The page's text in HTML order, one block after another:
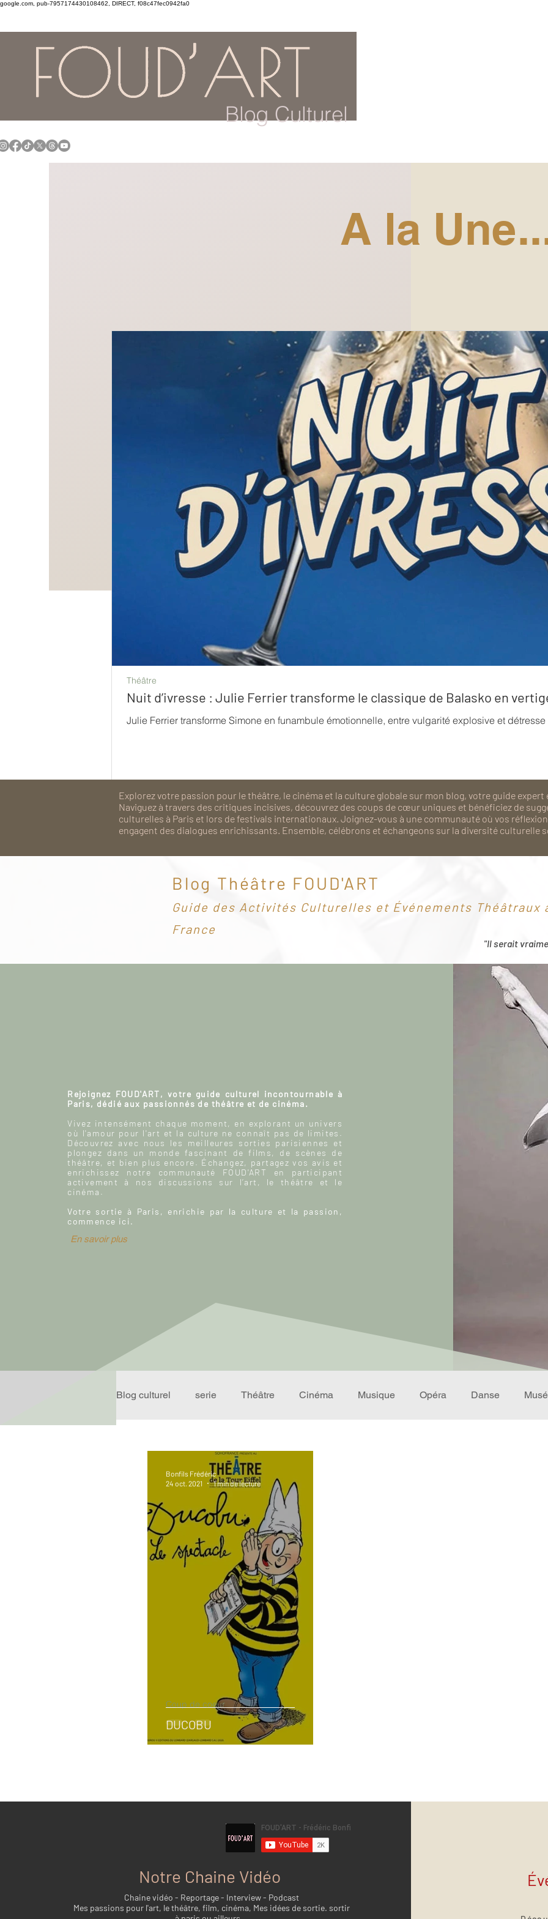
google.com, pub-7957174430108462, DIRECT, f08c47fec0942fa0
Blog Culturel
Nuit d’ivresse : Julie Ferrier transforme le classique de Balasko en
Julie Ferrier transforme Simone en funambule émotionnelle, entre vulgarité explosive et
Théâtre
A la
Explorez votre passion pour le théâtre, le cinéma et la culture globale sur mon blog, votre guide expert
Naviguez à travers des critiques incisives, découvrez des coups de cœur uniques et bénéficiez de
culturelles à Paris et lors de festivals internationaux. Joignez-vous à une communauté où vos
engagent des dialogues enrichissants. Ensemble, célébrons et échangeons sur la diversité culturelle
Blog Théâtre FOUD'ART
Guide des Activités Culturelles et Événements Théâtraux
France
"Il serait
Rejoignez FOUD'ART, votre guide culturel incontournable à
Paris, dédié aux passionnés de théâtre et de cinéma.
Vivez intensément chaque moment, en explorant un univers
où l'amour pour l'art et la culture ne connaît pas de limites.
Découvrez avec nous les meilleures sorties parisiennes et
plongez dans un monde fascinant de films, de scènes de
théâtre, et bien plus encore. Échangez, partagez vos avis et
enrichissez notre communauté FOUD'ART en participant
activement à nos discussions sur l’art, le théâtre et le
cinéma.
Votre sortie à Paris, enrichie par la culture et la passion,
commence ici.
En savoir plus
Blog culturel serie Théâtre Cinéma Musique Opéra Danse
Rire Récompense
Événement Validé par Romane. Spécial Famille
Annuaire Théâtre - Musée
DUCOBU
Coup de coeur
Bonfils Frédéric
24 oct. 2021
1 min de lecture
Notre Chaine Vidéo
Chaine vidéo - Reportage - Interview - Podcast
Mes passions pour l'art, le théâtre, film, cinéma, Mes idées de sortie. sortir